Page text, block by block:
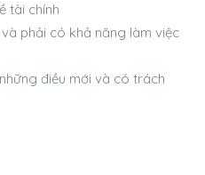
tài chính
phải có khả năng làm việc
điều mới và có trách